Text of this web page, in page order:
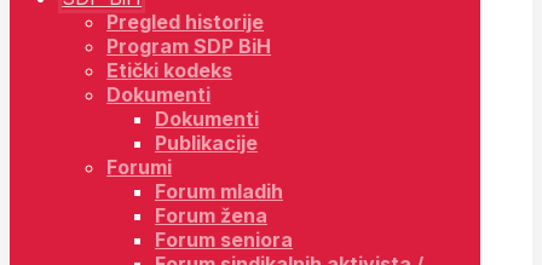
Pregled historije
Program SDP BiH
Etički kodeks
Dokumenti
Dokumenti
Publikacije
Forumi
Forum mladih
Forum žena
Forum seniora